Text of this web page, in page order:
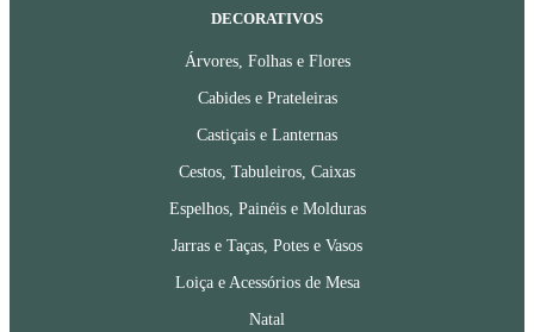
DECORATIVOS
Árvores, Folhas e Flores
Cabides e Prateleiras
Castiçais e Lanternas
Cestos, Tabuleiros, Caixas
Espelhos, Painéis e Molduras
Jarras e Taças, Potes e Vasos
Loiça e Acessórios de Mesa
Natal